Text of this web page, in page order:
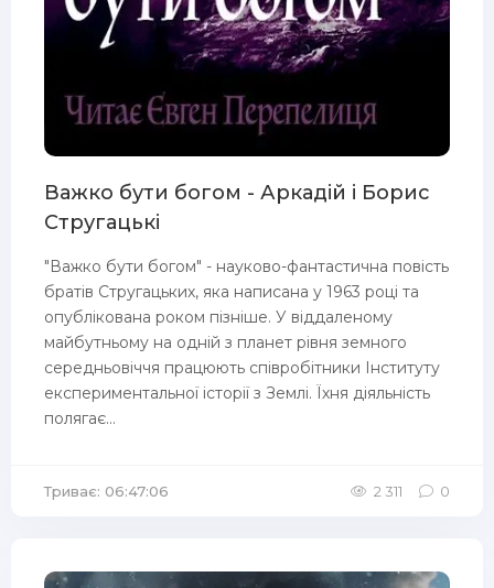
Важко бути богом - Аркадій і Борис
Стругацькі
"Важко бути богом" - науково-фантастична повість
братів Стругацьких, яка написана у 1963 році та
опублікована роком пізніше. У віддаленому
майбутньому на одній з планет рівня земного
середньовіччя працюють співробітники Інституту
експериментальної історії з Землі. Їхня діяльність
полягає...
Триває: 06:47:06 2 311 0